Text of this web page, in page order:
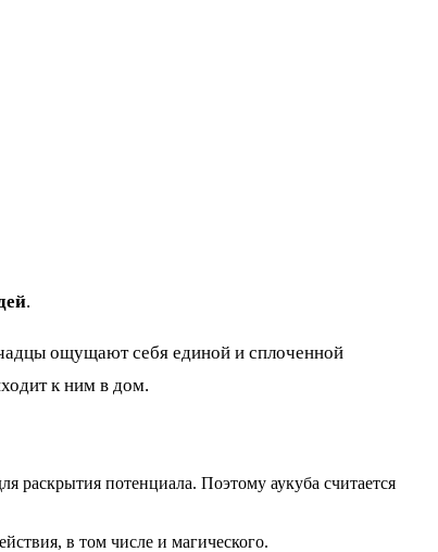
.
ощущают себя единой и сплоченной
к ним в дом.
раскрытия потенциала. Поэтому аукуба считается
в том числе и магического.